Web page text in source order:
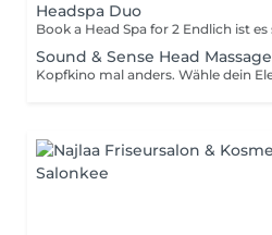
Headspa Duo
Sound & Sense Head Massage